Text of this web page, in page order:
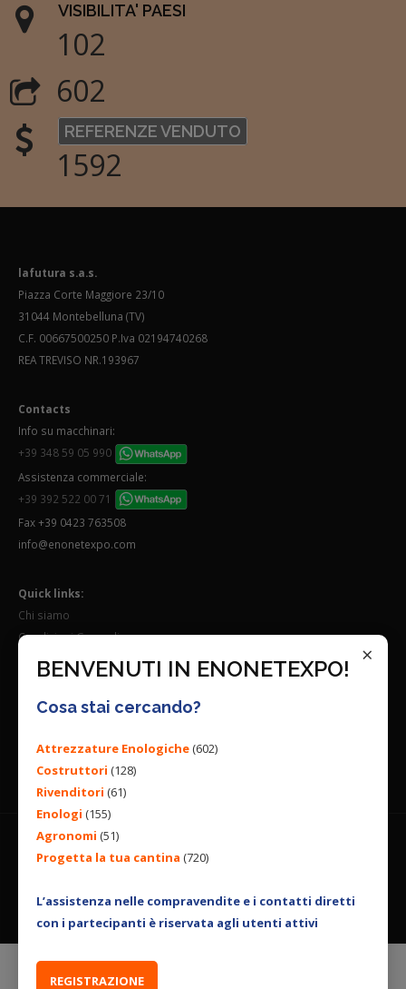
×
BENVENUTI IN ENONETEXPO!
Cosa stai cercando?
Attrezzature Enologiche(602)
Costruttori (128)
Rivenditori (61)
Enologi (155)
Agronomi (51)
Progetta la tua cantina (720)
L’assistenza nelle compravendite e i contatti diretti
con i partecipanti è riservata agli utenti attivi
REGISTRAZIONE
VISIBILITA' PAESI
102
602
REFERENZE VENDUTO
1592
lafutura s.a.s.
Piazza Corte Maggiore 23/10
31044 Montebelluna (TV)
C.F. 00667500250 P.Iva 02194740268
REA TREVISO NR.193967
Contacts
Info su macchinari:
+39 348 59 05 990
Assistenza commerciale:
+39 392 522 00 71
Fax +39 0423 763508
info@enonetexpo.com
Quick links:
Chi siamo
Condizioni Generali
Lavora con noi
Seguici su:
© 2026 ENGINEERING BY